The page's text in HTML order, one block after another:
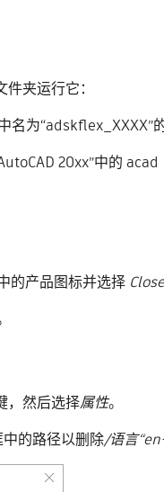
夹运行它：
为“adskflex_XXXX”
20xx”中的
的产品图标并选择
，然后选择属性。
中的路径以删除/语言